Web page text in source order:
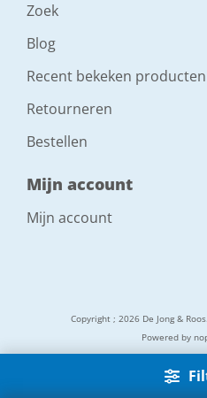
Zoek
Blog
Recent bekeken producten
Retourneren
Bestellen
Mijn account
Mijn account
Copyright ; 2026 De Jong &
Powered by